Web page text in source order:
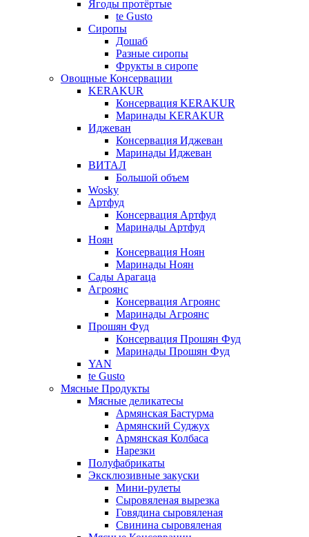
Ягоды протёртые
te Gusto
Сиропы
Дошаб
Разные сиропы
Фрукты в сиропе
Овощные Консервации
KERAKUR
Консервация KERAKUR
Маринады KERAKUR
Иджеван
Консервация Иджеван
Маринады Иджеван
ВИТАЛ
Большой объем
Wosky
Артфуд
Консервация Артфуд
Маринады Артфуд
Ноян
Консервация Ноян
Маринады Ноян
Сады Арагаца
Агроянс
Консервация Агроянс
Маринады Агроянс
Прошян Фуд
Консервация Прошян Фуд
Маринады Прошян Фуд
YAN
te Gusto
Мясные Продукты
Мясные деликатесы
Армянская Бастурма
Армянский Суджух
Армянская Колбаса
Нарезки
Полуфабрикаты
Эксклюзивные закуски
Мини-рулеты
Сыровяленая вырезка
Говядина сыровяленая
Свинина сыровяленая